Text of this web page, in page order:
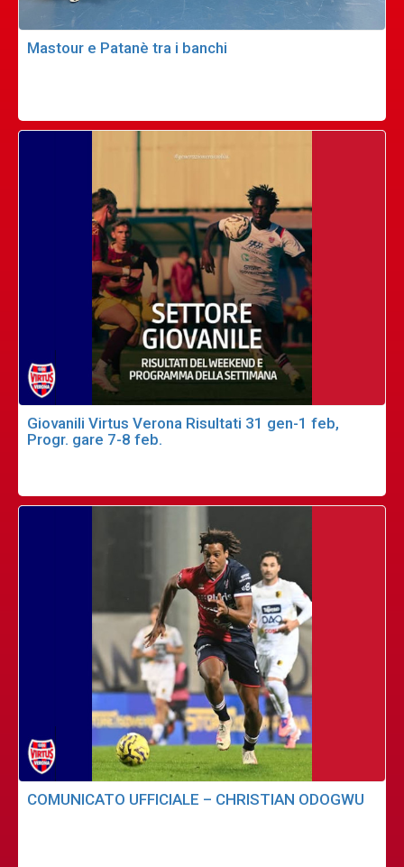
Mastour e Patanè tra i banchi
Giovanili Virtus Verona Risultati 31 gen-1 feb,
Progr. gare 7-8 feb.
COMUNICATO UFFICIALE – CHRISTIAN ODOGWU